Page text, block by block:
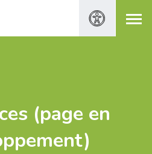
(page en